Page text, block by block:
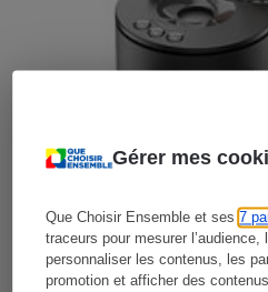
Gérer mes
Que Choisir Ensemble et ses7
traceurs pour mesurer l’audience,
personnaliser les contenus, les
promotion et afficher des